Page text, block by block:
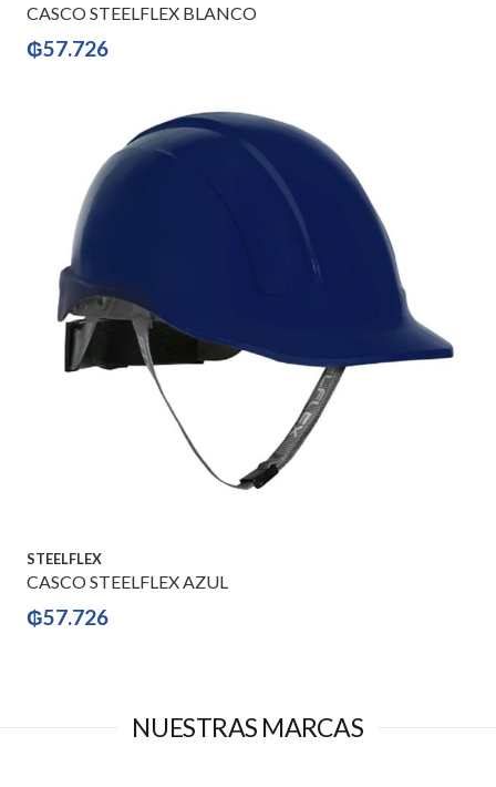
CASCO STEELFLEX BLANCO
₲57.726
STEELFLEX
CASCO STEELFLEX AZUL
₲57.726
NUESTRAS MARCAS